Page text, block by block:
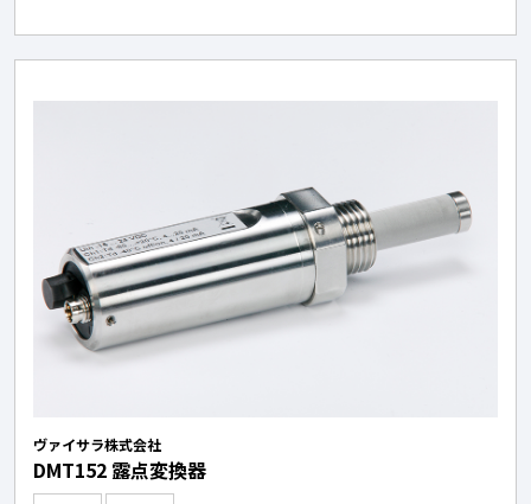
ヴァイサラ株式会社
DMT152 露点変換器